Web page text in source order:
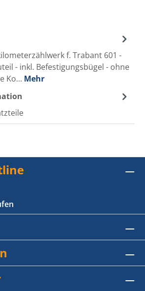
f. Trabant 601 -
- inkl. Befestigungsbügel - ohne
Ko… Mehr